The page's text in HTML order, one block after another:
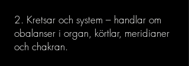
2. Kretsar och system – handlar om
obalanser i organ, körtlar, meridianer
och chakran.